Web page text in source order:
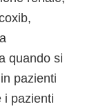
quando si
pazienti
i pazienti